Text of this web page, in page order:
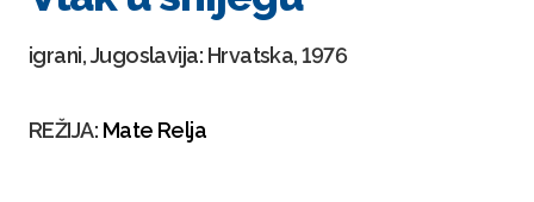
igrani, Jugoslavija: Hrvatska, 1976
REŽIJA: Mate Relja